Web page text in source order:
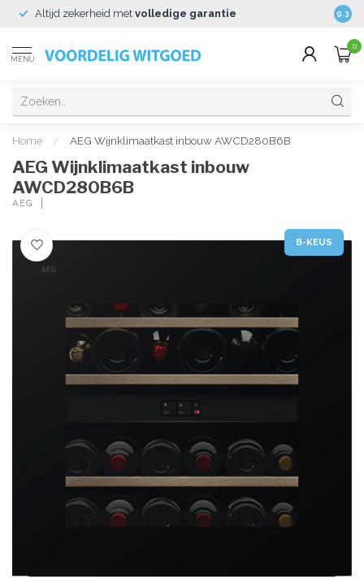
Altijd zekerheid met volledige garantie 9.3
MENU
0
Home / AEG Wijnklimaatkast inbouw AWCD280B6B
AEG Wijnklimaatkast inbouw
AWCD280B6B
AEG
B-KEUS